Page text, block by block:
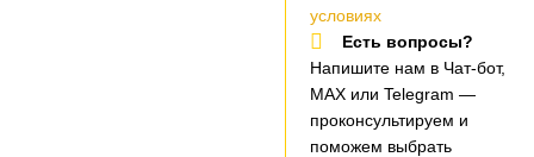
условиях
Есть вопросы?
Напишите нам в Чат-бот,
MAX или Telegram —
проконсультируем и
поможем выбрать